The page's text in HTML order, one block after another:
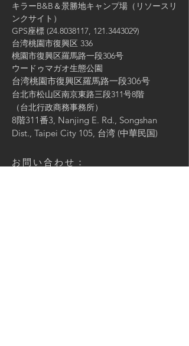
キラーB&B＆景勝地キャンプ場（リソースリ
ンクサイト）
GPS座標 (24.8038117, 121.3443029)
台湾桃園市復興区 336
桃園市復興区羅馬路一段306号
ウードゥマガオ生態公園
台湾桃園市復興区羅馬路一段306号
台北市松山区南京東路三段311号8階
（台北行政商務事務所）
8階311番3, Nanjing E. Rd., Songshan
Dist., Taipei City 105, 台湾 (中華民国)
お問い合わせ：